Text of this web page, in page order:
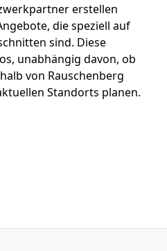
erstellen
die speziell auf
sind. Diese
unabhängig davon, ob
von Rauschenberg
Standorts planen.